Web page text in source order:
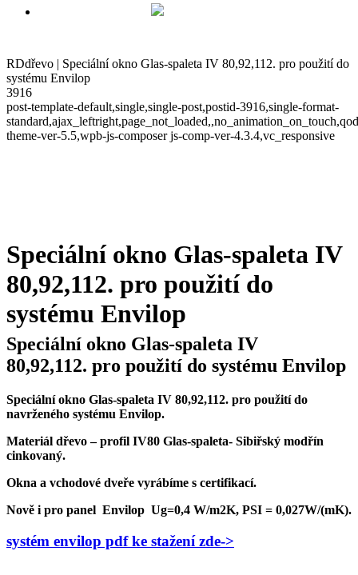
RDdřevo | Speciální okno Glas-spaleta IV 80,92,112. pro použití do
systému Envilop
3916
post-template-default,single,single-post,postid-3916,single-format-
theme-ver-5.5,wpb-js-composer js-comp-ver-4.3.4,vc_responsive
Speciální okno Glas-spaleta IV
80,92,112. pro použití do
systému Envilop
Speciální okno Glas-spaleta IV
80,92,112. pro použití do systému Envilop
Speciální okno Glas-spaleta IV 80,92,112. pro použití do
navrženého systému Envilop.
Materiál dřevo – profil IV80 Glas-spaleta- Sibiřský modřín
cinkovaný.
Okna a vchodové dveře vyrábíme s certifikací.
Nově i pro panel Envilop Ug=0,4 W/m2K, PSI = 0,027W/(mK).
systém envilop pdf ke stažení zde->